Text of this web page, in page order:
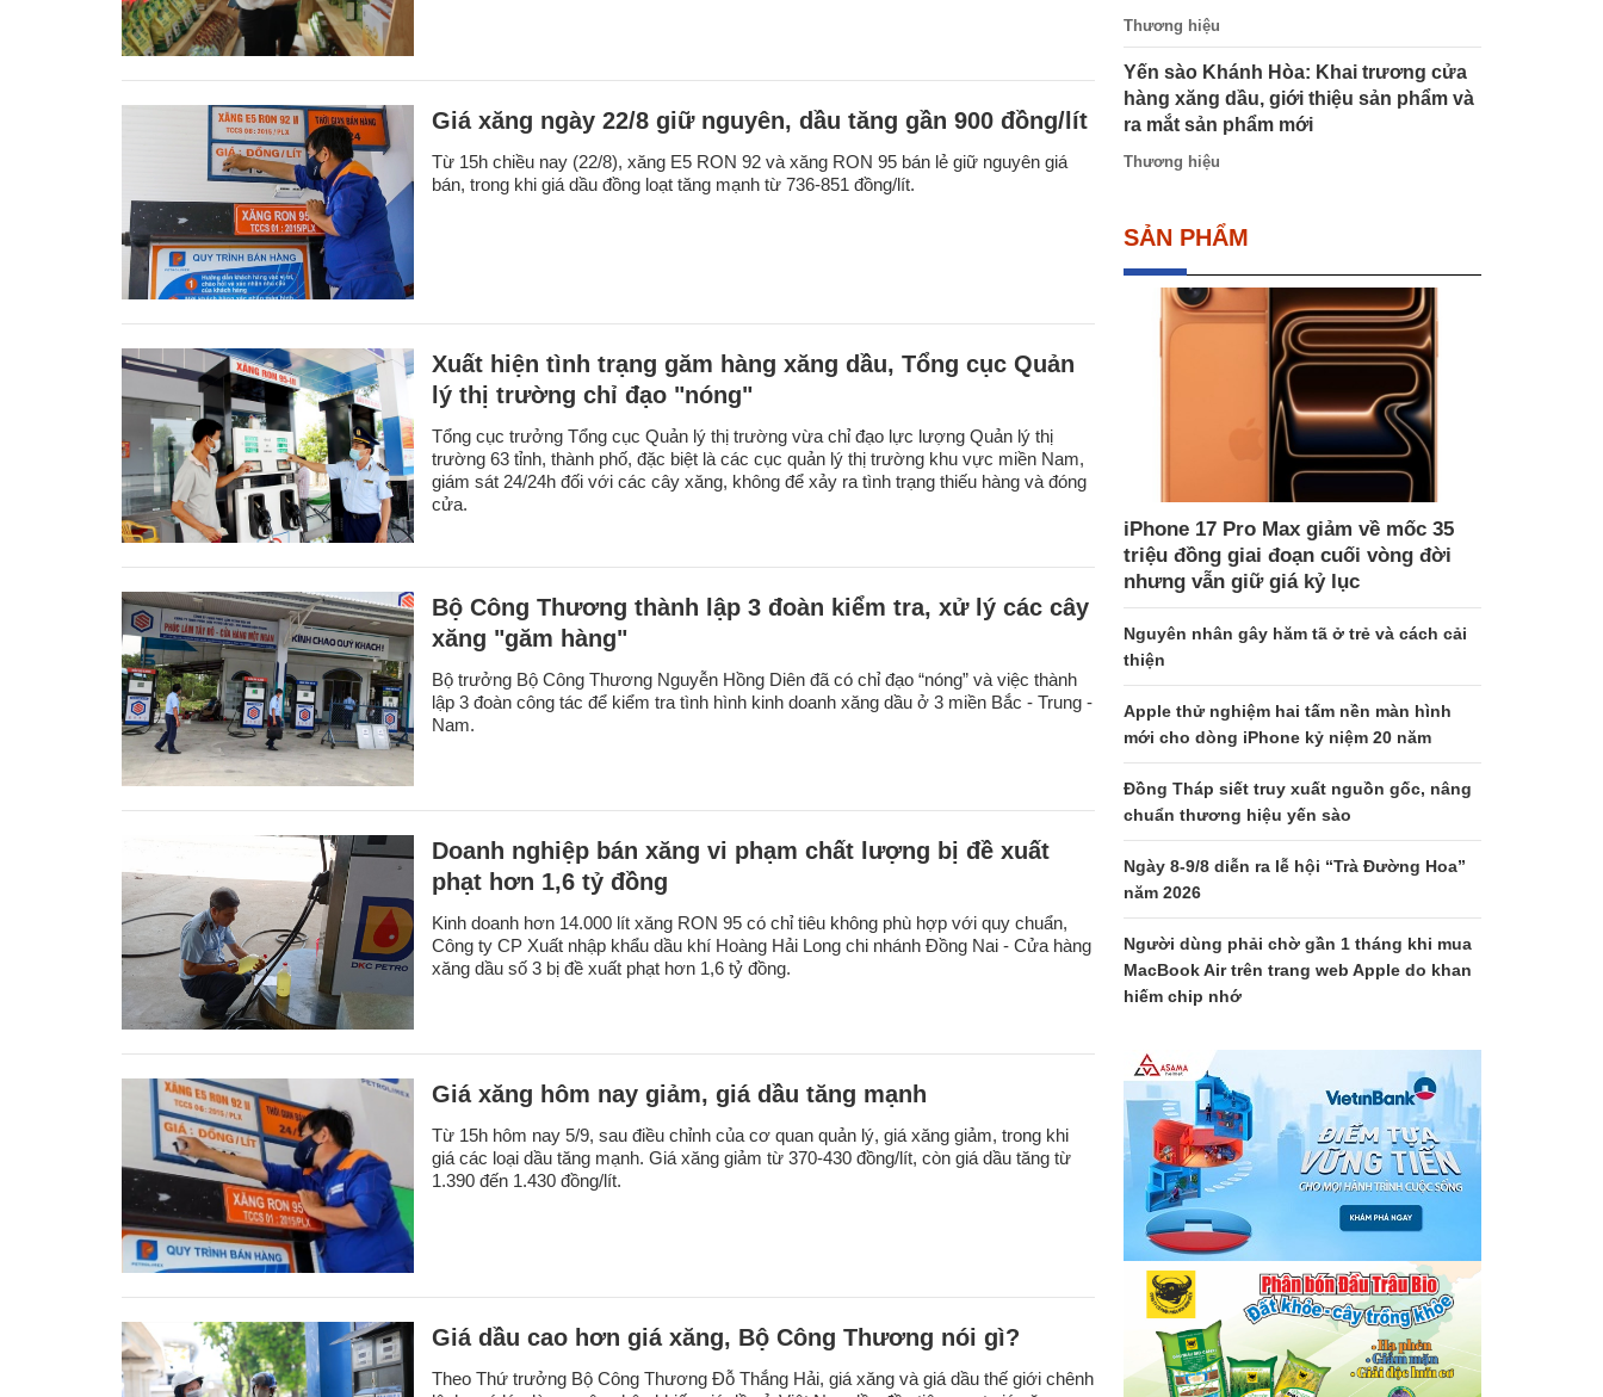
Giá xăng ngày 22/8 giữ nguyên, dầu tăng gần 900 đồng/lít
Từ 15h chiều nay (22/8), xăng E5 RON 92 và xăng RON 95 bán lẻ giữ nguyên giá
bán, trong khi giá dầu đồng loạt tăng mạnh từ 736-851 đồng/lít.
Xuất hiện tình trạng găm hàng xăng dầu, Tổng cục Quản
lý thị trường chỉ đạo "nóng"
Tổng cục trưởng Tổng cục Quản lý thị trường vừa chỉ đạo lực lượng Quản lý thị
trường 63 tỉnh, thành phố, đặc biệt là các cục quản lý thị trường khu vực miền Nam,
giám sát 24/24h đối với các cây xăng, không để xảy ra tình trạng thiếu hàng và đóng
cửa.
Bộ Công Thương thành lập 3 đoàn kiểm tra, xử lý các cây
xăng "găm hàng"
Bộ trưởng Bộ Công Thương Nguyễn Hồng Diên đã có chỉ đạo “nóng” và việc thành
lập 3 đoàn công tác để kiểm tra tình hình kinh doanh xăng dầu ở 3 miền Bắc - Trung -
Nam.
Doanh nghiệp bán xăng vi phạm chất lượng bị đề xuất
phạt hơn 1,6 tỷ đồng
Kinh doanh hơn 14.000 lít xăng RON 95 có chỉ tiêu không phù hợp với quy chuẩn,
Công ty CP Xuất nhập khẩu dầu khí Hoàng Hải Long chi nhánh Đồng Nai - Cửa hàng
xăng dầu số 3 bị đề xuất phạt hơn 1,6 tỷ đồng.
Giá xăng hôm nay giảm, giá dầu tăng mạnh
Từ 15h hôm nay 5/9, sau điều chỉnh của cơ quan quản lý, giá xăng giảm, trong khi
giá các loại dầu tăng mạnh. Giá xăng giảm từ 370-430 đồng/lít, còn giá dầu tăng từ
1.390 đến 1.430 đồng/lít.
Giá dầu cao hơn giá xăng, Bộ Công Thương nói gì?
Theo Thứ trưởng Bộ Công Thương Đỗ Thắng Hải, giá xăng và giá dầu thế giới chênh
Thương hiệu
Yến sào Khánh Hòa: Khai trương cửa
hàng xăng dầu, giới thiệu sản phẩm và
ra mắt sản phẩm mới
Thương hiệu
SẢN PHẨM
iPhone 17 Pro Max giảm về mốc 35
triệu đồng giai đoạn cuối vòng đời
nhưng vẫn giữ giá kỷ lục
Nguyên nhân gây hăm tã ở trẻ và cách cải
thiện
Apple thử nghiệm hai tấm nền màn hình
mới cho dòng iPhone kỷ niệm 20 năm
Đồng Tháp siết truy xuất nguồn gốc, nâng
chuẩn thương hiệu yến sào
Ngày 8-9/8 diễn ra lễ hội “Trà Đường Hoa”
năm 2026
Người dùng phải chờ gần 1 tháng khi mua
MacBook Air trên trang web Apple do khan
hiếm chip nhớ